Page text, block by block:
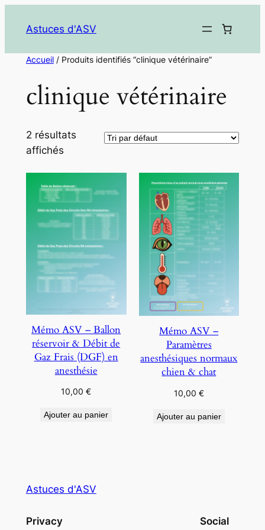
Astuces d'ASV
Accueil/ Produits identifiés “clinique vétérinaire”
clinique vétérinaire
2 résultats
affichés
Mémo ASV – Ballon
réservoir & Débit de
Gaz Frais (DGF) en
anesthésie
10,00€
Ajouter au panier
Mémo ASV –
Paramètres
anesthésiques normaux
chien & chat
10,00 €
Ajouter au panier
Astuces d'ASV
Privacy Social